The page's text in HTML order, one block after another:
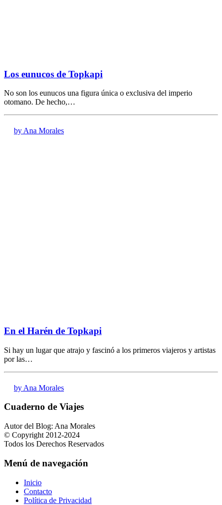
Los eunucos de Topkapi
No son los eunucos una figura única o exclusiva del imperio
otomano. De hecho,…
by Ana Morales
En el Harén de Topkapi
Si hay un lugar que atrajo y fascinó a los primeros viajeros y artistas
por las…
by Ana Morales
Cuaderno de Viajes
Autor del Blog: Ana Morales
© Copyright 2012-2024
Todos los Derechos Reservados
Menú de navegación
Inicio
Contacto
Política de Privacidad